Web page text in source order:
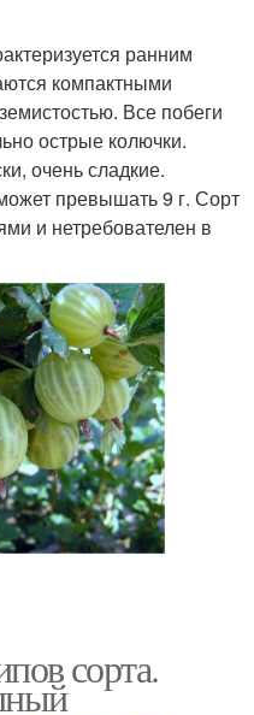
ранним
компактными
Все побеги
острые колючки.
очень сладкие.
превышать 9 г. Сорт
и нетребователен в
сорта.